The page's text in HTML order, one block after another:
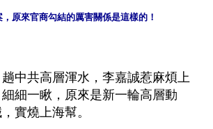
原來官商勾結的厲害關係是這樣的！
趟中共高層渾水，李嘉誠惹麻煩上
細一瞅，原來是新一輪高層動
實燒上海幫。